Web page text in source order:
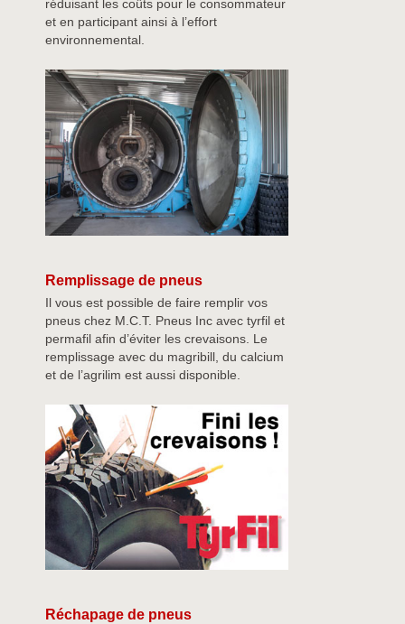
réduisant les coûts pour le consommateur
et en participant ainsi à l’effort
environnemental.
Remplissage de pneus
Il vous est possible de faire remplir vos
pneus chez M.C.T. Pneus Inc avec tyrfil et
permafil afin d’éviter les crevaisons. Le
remplissage avec du magribill, du calcium
et de l’agrilim est aussi disponible.
Réchapage de pneus